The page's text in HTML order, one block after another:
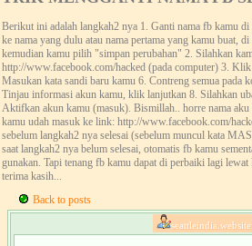
Berikut ini adalah langkah2 nya 1. Ganti nama fb kamu di
ke nama yang dulu atau nama pertama yang kamu buat,
kemudian kamu pilih "simpan perubahan" 2. Silahkan
http://www.facebook.com/hacked (pada computer) 3.
Masukan kata sandi baru kamu 6. Contreng semua pada
Tinjau informasi akun kamu, klik lanjutkan 8. Silahkan
Aktifkan akun kamu (masuk). Bismillah.. horre nama
kamu udah masuk ke link: http://www.facebook.com/
sebelum langkah2 nya selesai (sebelum muncul kata
saat langkah2 nya belum selesai, otomatis fb kamu
gunakan. Tapi tenang fb kamu dapat di perbaiki lagi lewat
terima kasih...
Back to posts